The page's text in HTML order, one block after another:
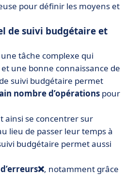
pour définir les moyens et
de suivi budgétaire et
tâche complexe qui
une bonne connaissance de
suivi budgétaire permet
nombre d’opérations pour
ainsi se concentrer sur
lieu de passer leur temps à
budgétaire permet aussi
, notamment grâce